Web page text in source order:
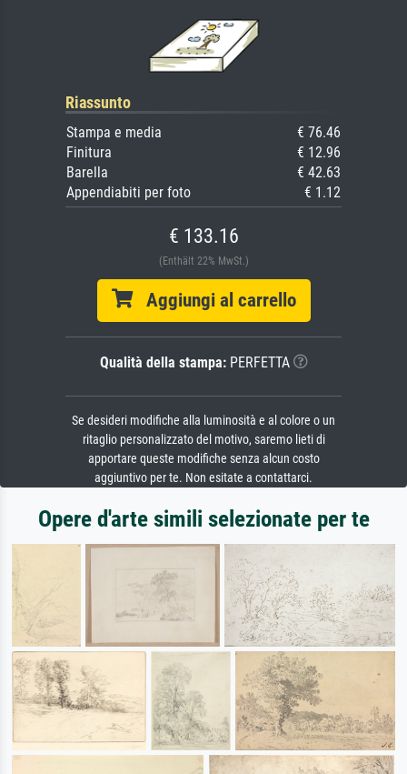
Riassunto
Stampa e media
€ 76.46
Finitura
€ 12.96
Barella
€ 42.63
Appendiabiti per foto
€ 1.12
€ 133.16
(Enthält 22% MwSt.)
Aggiungi al carrello
Qualità della stampa:PERFETTA
Se desideri modifiche alla luminosità e al colore o un
ritaglio personalizzato del motivo, saremo lieti di
apportare queste modifiche senza alcun costo
aggiuntivo per te. Non esitate a contattarci.
Opere d'arte simili selezionate per te